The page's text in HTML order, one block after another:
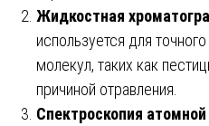
Жидкостная
используется для
молекул, таких как
причиной отравления.
Спектроскопия